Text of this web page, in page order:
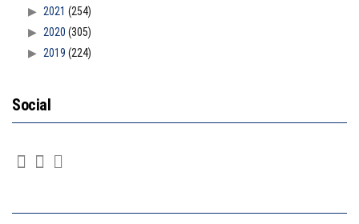
2021 (254)
2020 (305)
2019 (224)
Social